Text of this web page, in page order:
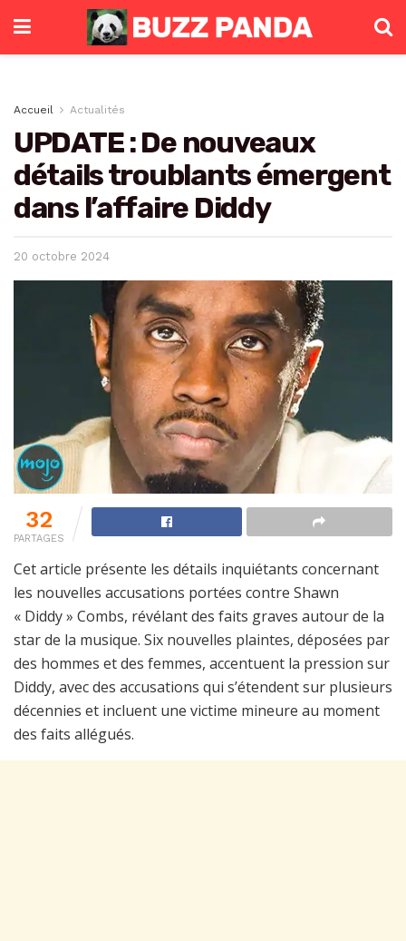
Accueil Actualités
UPDATE : De nouveaux
détails troublants émergent
dans l’affaire Diddy
20 octobre 2024
32
PARTAGES
Cet article présente les détails inquiétants concernant
les nouvelles accusations portées contre Shawn
« Diddy » Combs, révélant des faits graves autour de la
star de la musique. Six nouvelles plaintes, déposées par
des hommes et des femmes, accentuent la pression sur
Diddy, avec des accusations qui s’étendent sur plusieurs
décennies et incluent une victime mineure au moment
des faits allégués.